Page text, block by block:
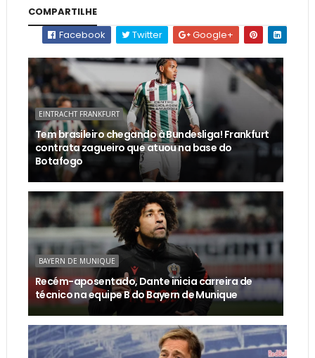
COMPARTILHE
Facebook
Twitter Google+
EINTRACHT FRANKFURT
Tem brasileiro chegando à Bundesliga! Frankfurt
contrata zagueiro que atuou na base do
Botafogo
BAYERN DE MUNIQUE
Recém-aposentado, Dante inicia carreira de
técnico na equipe B do Bayern de Munique